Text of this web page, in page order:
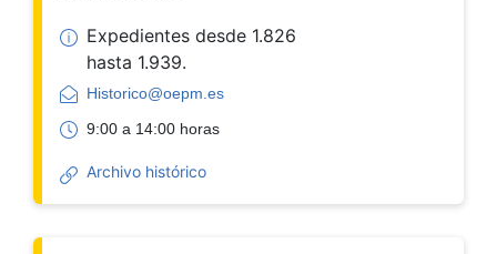
Expedientes desde 1.826
hasta 1.939.
Historico@oepm.es
9:00 a 14:00 horas
Archivo histórico